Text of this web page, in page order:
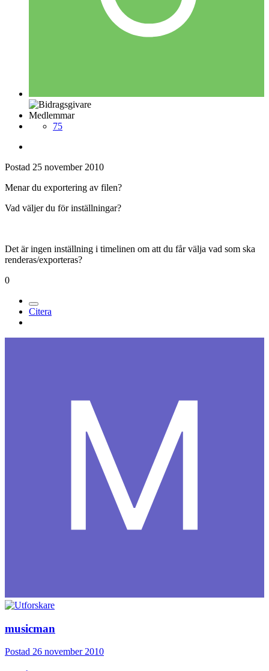
Medlemmar
75
Postad 25 november 2010
Menar du exportering av filen?
Vad väljer du för inställningar?
Det är ingen inställning i timelinen om att du får välja vad som ska
renderas/exporteras?
0
Citera
musicman
Postad 26 november 2010